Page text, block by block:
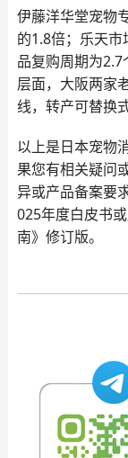
伊藤洋华堂宠物
的1.8倍；乐天市
品复购周期为
层面，大阪两家
线，转产可替换
以上是日本宠物
果您有相关疑问
异或产品备案要
025年度白皮书
南》修订版。